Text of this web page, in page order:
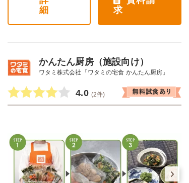
細
求
かんたん厨房（施設向け）
ワタミ株式会社「ワタミの宅食 かんたん厨房」
4.0 (2件)